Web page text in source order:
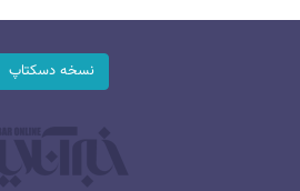
نسخه دسکتاپ